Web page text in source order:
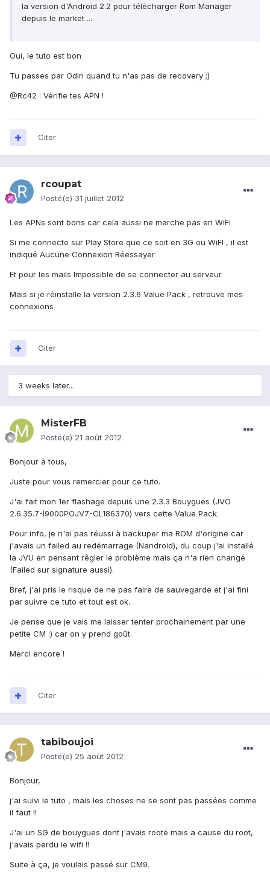
la version d'Android 2.2 pour télécharger Rom Manager
depuis le market ...
Oui, le tuto est bon
Tu passes par Odin quand tu n'as pas de recovery ;)
@Rc42 : Vérifie tes APN !
Citer
rcoupat
Posté(e) 31 juillet 2012
Les APNs sont bons car cela aussi ne marche pas en WiFi
Si me connecte sur Play Store que ce soit en 3G ou WiFI , il est
indiqué Aucune Connexion Réessayer
Et pour les mails Impossible de se connecter au serveur
Mais si je réinstalle la version 2.3.6 Value Pack , retrouve mes
connexions
Citer
3 weeks later...
MisterFB
Posté(e) 21 août 2012
Bonjour à tous,
Juste pour vous remercier pour ce tuto.
J'ai fait mon 1er flashage depuis une 2.3.3 Bouygues (JVO
2.6.35.7-I9000POJV7-CL186370) vers cette Value Pack.
Pour info, je n'ai pas réussi à backuper ma ROM d'origine car
j'avais un failed au redémarrage (Nandroid), du coup j'ai installé
la JVU en pensant rêgler le problème mais ça n'a rien changé
(Failed sur signature aussi).
Bref, j'ai pris le risque de ne pas faire de sauvegarde et j'ai fini
par suivre ce tuto et tout est ok.
Je pense que je vais me laisser tenter prochainement par une
petite CM :) car on y prend goût.
Merci encore !
Citer
tabiboujoi
Posté(e) 25 août 2012
Bonjour,
j'ai suivi le tuto , mais les choses ne se sont pas passées comme
il faut !!
J'ai un SG de bouygues dont j'avais rooté mais a cause du root,
j'avais perdu le wifi !!
Suite à ça, je voulais passé sur CM9.